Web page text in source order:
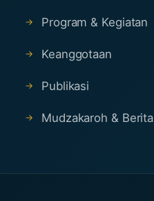
Program & Kegiatan
Keanggotaan
Publikasi
Mudzakaroh & Berita